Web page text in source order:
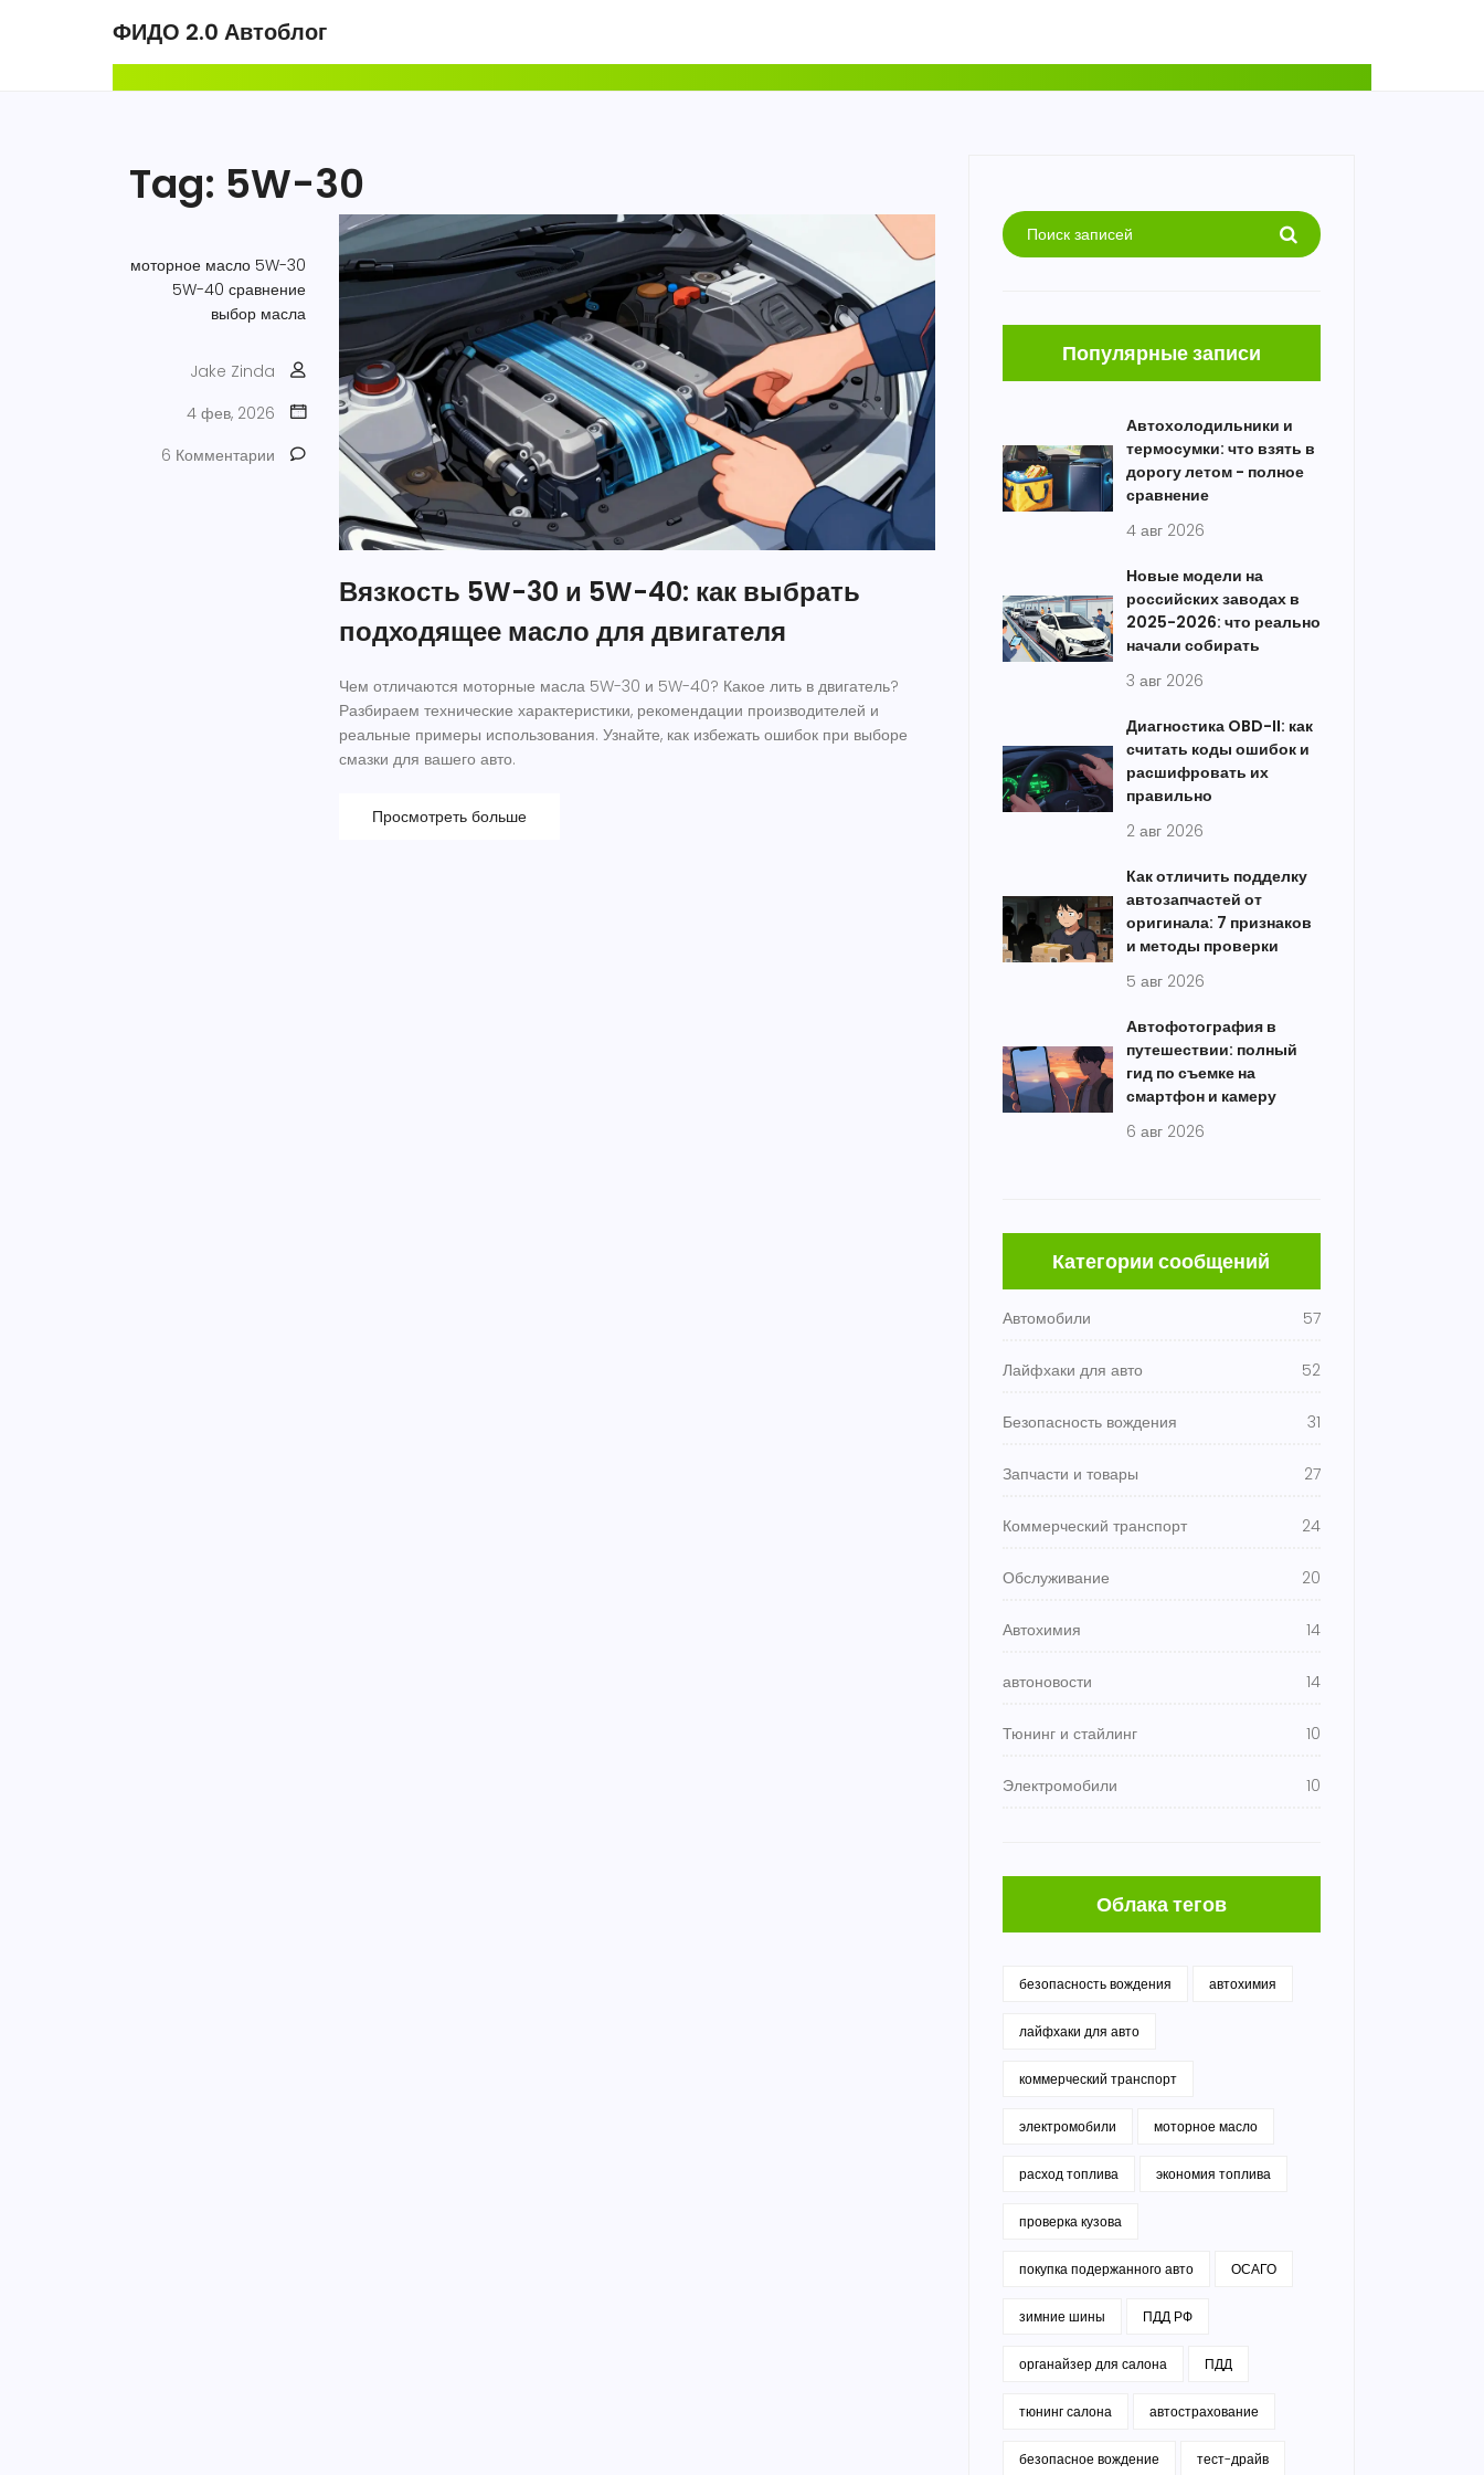
ФИДО 2.0 Автоблог
Tag: 5W-30
моторное масло 5W-30
5W-40 сравнение
выбор масла
Jake Zinda
4 фев, 2026
6 Комментарии
Вязкость 5W-30 и 5W-40: как выбрать
подходящее масло для двигателя
Чем отличаются моторные масла 5W-30 и 5W-40? Какое лить в двигатель?
Разбираем технические характеристики, рекомендации производителей и
реальные примеры использования. Узнайте, как избежать ошибок при выборе
смазки для вашего авто.
Просмотреть больше
Популярные записи
Автохолодильники и
термосумки: что взять в
дорогу летом - полное
сравнение
4 авг 2026
Новые модели на
российских заводах в
2025-2026: что реально
начали собирать
3 авг 2026
Диагностика OBD-II: как
считать коды ошибок и
расшифровать их
правильно
2 авг 2026
Как отличить подделку
автозапчастей от
оригинала: 7 признаков
и методы проверки
5 авг 2026
Автофотография в
путешествии: полный
гид по съемке на
смартфон и камеру
6 авг 2026
Категории сообщений
Автомобили 57
Лайфхаки для авто 52
Безопасность вождения 31
Запчасти и товары 27
Коммерческий транспорт 24
Обслуживание 20
Автохимия 14
автоновости 14
Тюнинг и стайлинг 10
Электромобили 10
Облака тегов
безопасность вождения автохимия
лайфхаки для авто
коммерческий транспорт
электромобили моторное масло
расход топлива экономия топлива
проверка кузова
покупка подержанного авто ОСАГО
зимние шины ПДД РФ
органайзер для салона ПДД
тюнинг салона автострахование
безопасное вождение тест-драйв